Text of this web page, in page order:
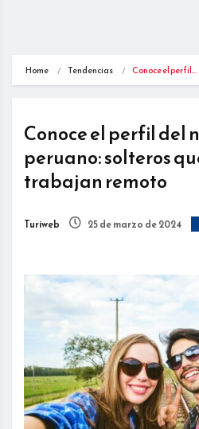
Home Tendencias Conoce el perfil…
Conoce el perfil del
peruano: solteros
trabajan remoto
Turiweb 25 de marzo de 2024